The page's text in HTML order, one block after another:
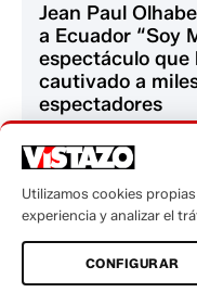
Jean Paul
a Ecuador “Soy
espectáculo que
cautivado a
espectadores
TENDENCIAS
Tendencias
Utilizamos cookies
experiencia y analizar el
CONFIGURAR